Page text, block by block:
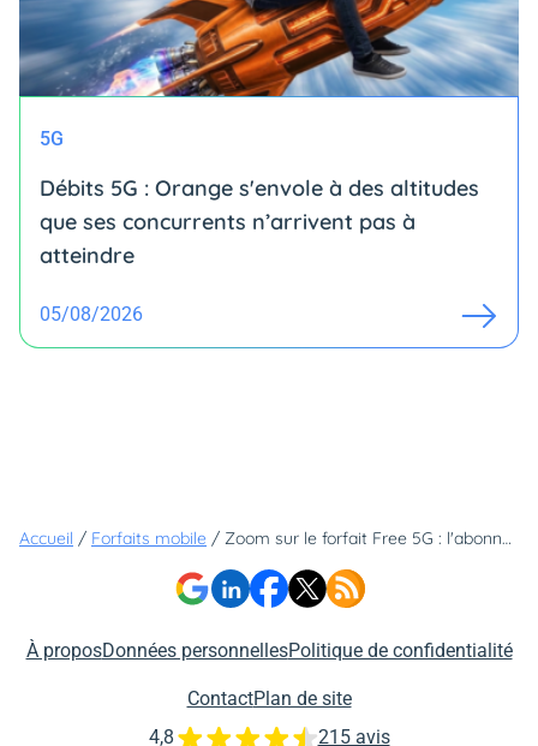
5G
Débits 5G : Orange s'envole à des altitudes
que ses concurrents n’arrivent pas à
atteindre
05/08/2026
Accueil / Forfaits mobile / Zoom sur le forfait Free 5G : l'abonnement aux mille facettes
À proposDonnées personnellesPolitique de confidentialité
ContactPlan de site
4,8
215 avis